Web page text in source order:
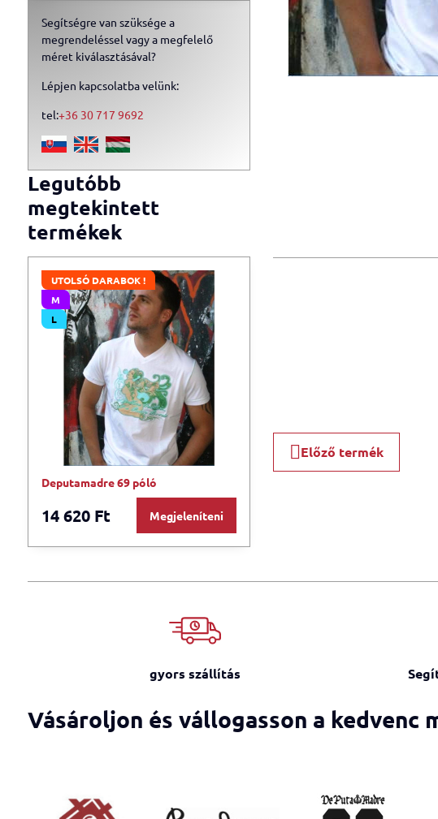
Előző termék
Segítségre van szüksége a
megrendeléssel vagy a megfelelő
méret kiválasztásával?
Lépjen kapcsolatba velünk:
tel:+36 30 717 9692
Legutóbb
megtekintett
termékek
UTOLSÓ DARABOK !
M
L
Deputamadre 69 póló
14 620 Ft Megjeleníteni
gyors szállítás
Vásároljon és vállogasson a kedvenc